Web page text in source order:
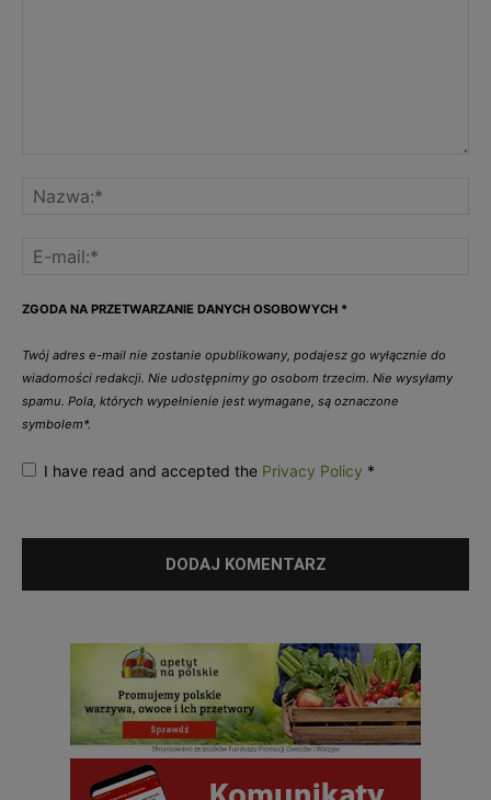
ZGODA NA PRZETWARZANIE DANYCH OSOBOWYCH *
Twój adres e-mail nie zostanie opublikowany, podajesz go wyłącznie do
wiadomości redakcji. Nie udostępnimy go osobom trzecim. Nie wysyłamy
spamu. Pola, których wypełnienie jest wymagane, są oznaczone
symbolem*.
I have read and accepted the Privacy Policy *